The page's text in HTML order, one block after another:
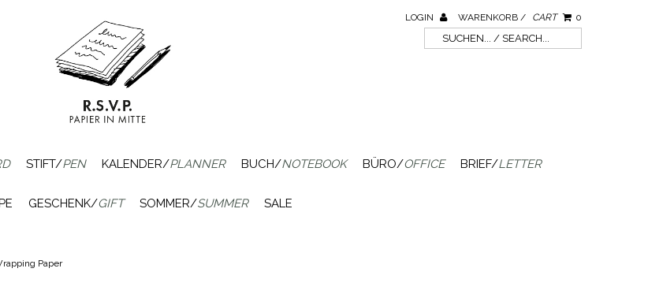
LOGIN WARENKORB / CART 0
STIFT/PEN KALENDER/PLANNER BUCH/NOTEBOOK BÜRO/OFFICE BRIEF/LETTER
GESCHENK/GIFT SOMMER/SUMMER SALE
Paper